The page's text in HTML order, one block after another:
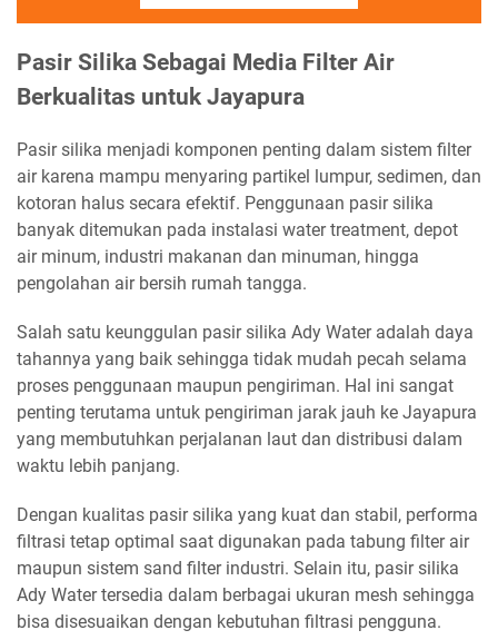
Pasir Silika Sebagai Media Filter Air
Berkualitas untuk Jayapura
Pasir silika menjadi komponen penting dalam sistem filter
air karena mampu menyaring partikel lumpur, sedimen, dan
kotoran halus secara efektif. Penggunaan pasir silika
banyak ditemukan pada instalasi water treatment, depot
air minum, industri makanan dan minuman, hingga
pengolahan air bersih rumah tangga.
Salah satu keunggulan pasir silika Ady Water adalah daya
tahannya yang baik sehingga tidak mudah pecah selama
proses penggunaan maupun pengiriman. Hal ini sangat
penting terutama untuk pengiriman jarak jauh ke Jayapura
yang membutuhkan perjalanan laut dan distribusi dalam
waktu lebih panjang.
Dengan kualitas pasir silika yang kuat dan stabil, performa
filtrasi tetap optimal saat digunakan pada tabung filter air
maupun sistem sand filter industri. Selain itu, pasir silika
Ady Water tersedia dalam berbagai ukuran mesh sehingga
bisa disesuaikan dengan kebutuhan filtrasi pengguna.